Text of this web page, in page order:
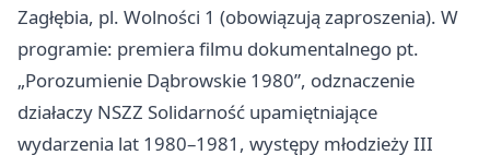
Zagłębia, pl. Wolności 1 (obowiązują zaproszenia). W
programie: premiera filmu dokumentalnego pt.
„Porozumienie Dąbrowskie 1980”, odznaczenie
działaczy NSZZ Solidarność upamiętniające
wydarzenia lat 1980–1981, występy młodzieży III